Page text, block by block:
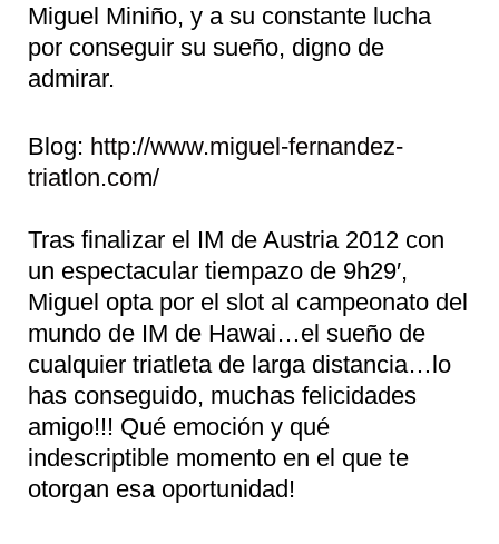
Miguel Miniño, y a su constante lucha
por conseguir su sueño, digno de
admirar.
Blog: http://www.miguel-fernandez-
triatlon.com/
Tras finalizar el IM de Austria 2012 con
un espectacular tiempazo de 9h29′,
Miguel opta por el slot al campeonato del
mundo de IM de Hawai…el sueño de
cualquier triatleta de larga distancia…lo
has conseguido, muchas felicidades
amigo!!! Qué emoción y qué
indescriptible momento en el que te
otorgan esa oportunidad!